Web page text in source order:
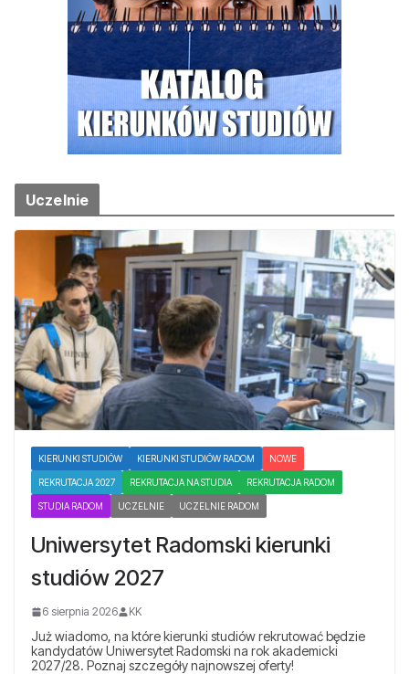
Uczelnie
KIERUNKI STUDIÓW KIERUNKI STUDIÓW RADOM NOWE
REKRUTACJA 2027 REKRUTACJA NA STUDIA REKRUTACJA RADOM
STUDIA RADOM UCZELNIE UCZELNIE RADOM
Uniwersytet Radomski kierunki
studiów 2027
6 sierpnia 2026 KK
Już wiadomo, na które kierunki studiów rekrutować będzie
kandydatów Uniwersytet Radomski na rok akademicki
2027/28. Poznaj szczegóły najnowszej oferty!